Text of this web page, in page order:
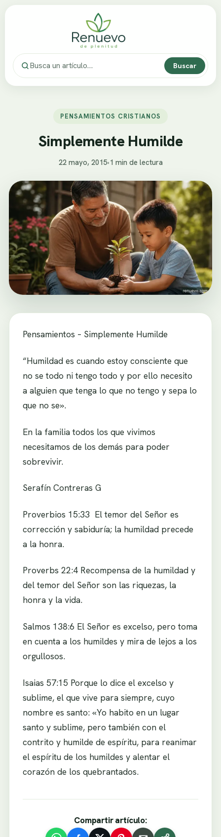
Buscar
PENSAMIENTOS CRISTIANOS
Simplemente Humilde
22 mayo, 2015•1 min de lectura
Pensamientos – Simplemente Humilde
“Humildad es cuando estoy consciente que
no se todo ni tengo todo y por ello necesito
a alguien que tenga lo que no tengo y sepa lo
que no se».
En la familia todos los que vivimos
necesitamos de los demás para poder
sobrevivir.
Serafín Contreras G
Proverbios 15:33 El temor del Señor es
corrección y sabiduría; la humildad precede
a la honra.
Proverbs 22:4 Recompensa de la humildad y
del temor del Señor son las riquezas, la
honra y la vida.
Salmos 138:6 El Señor es excelso, pero toma
en cuenta a los humildes y mira de lejos a los
orgullosos.
Isaias 57:15 Porque lo dice el excelso y
sublime, el que vive para siempre, cuyo
nombre es santo: «Yo habito en un lugar
santo y sublime, pero también con el
contrito y humilde de espíritu, para reanimar
el espíritu de los humildes y alentar el
corazón de los quebrantados.
Compartir artículo: